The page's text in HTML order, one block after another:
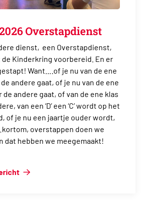
Overstapdienst
dienst, een Overstapdienst,
de Kinderkring voorbereid. En er
Want….of je nu van de ene
andere gaat, of je nu van de ene
de andere gaat, of van de ene klas
van een ‘D’ een ‘C’ wordt op het
of je nu een jaartje ouder wordt,
overstappen doen we
dat hebben we meegemaakt!